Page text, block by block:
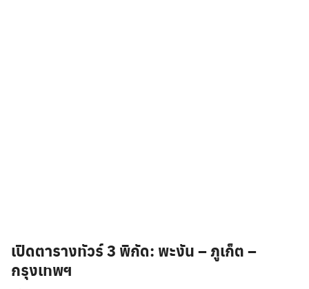
เปิดตารางทัวร์ 3 พิกัด: พะงัน – ภูเก็ต –
กรุงเทพฯ